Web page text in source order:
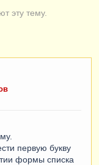
эту тему.
первую букву
формы списка